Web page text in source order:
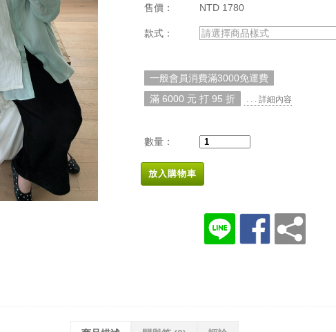
售價： NTD 1780
款式： 請選擇商品樣式
一般會員消費滿3000免運費
滿 6000 元 打 95 折
. . . 詳細內容
數量：
放入購物車